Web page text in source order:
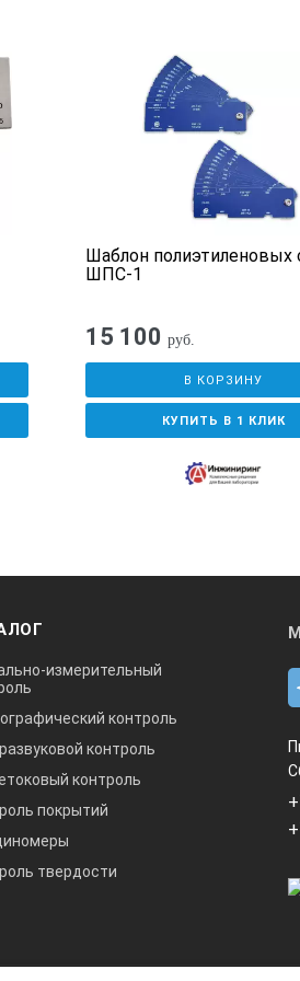
Шаблон полиэтиленовых
ШПС-1
15 100 руб.
В КОРЗИНУ
КУПИТЬ В 1 КЛИК
измерительный
контроль
контроль
контроль
покрытий
твердости